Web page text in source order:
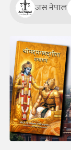
जस नेपाल